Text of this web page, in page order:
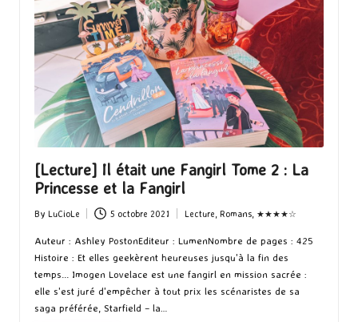
[Lecture] Il était une Fangirl Tome 2 : La
Princesse et la Fangirl
Posted
by
By LuCioLe 5 octobre 2021
Posted
Lecture Romans, ★★★★☆
Auteur : Ashley PostonEditeur : LumenNombre de pages : 425
Histoire : Et elles geekèrent heureuses jusqu'à la fin des
temps... Imogen Lovelace est une fangirl en mission sacrée :
elle s'est juré d'empêcher à tout prix les scénaristes de sa
saga préférée, Starfield – la…